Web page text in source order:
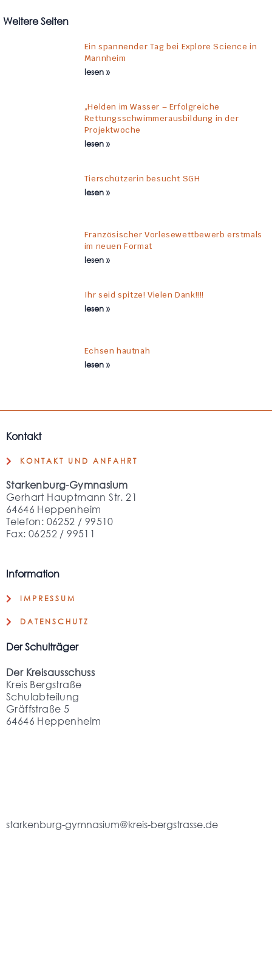
Weitere Seiten
Ein spannender Tag bei Explore Science in
Mannheim
lesen »
„Helden im Wasser – Erfolgreiche
Rettungsschwimmerausbildung in der
Projektwoche
lesen »
Tierschützerin besucht SGH
lesen »
Französischer Vorlesewettbewerb erstmals
im neuen Format
lesen »
Ihr seid spitze! Vielen Dank!!!!
lesen »
Echsen hautnah
lesen »
Kontakt
KONTAKT UND ANFAHRT
Starkenburg-Gymnasium
Gerhart Hauptmann Str. 21
64646 Heppenheim
Telefon: 06252 / 99510
Fax: 06252 / 99511
Information
IMPRESSUM
DATENSCHUTZ
Der Schulträger
Der Kreisausschuss
Kreis Bergstraße
Schulabteilung
Gräffstraße 5
64646 Heppenheim
starkenburg-gymnasium@kreis-bergstrasse.de